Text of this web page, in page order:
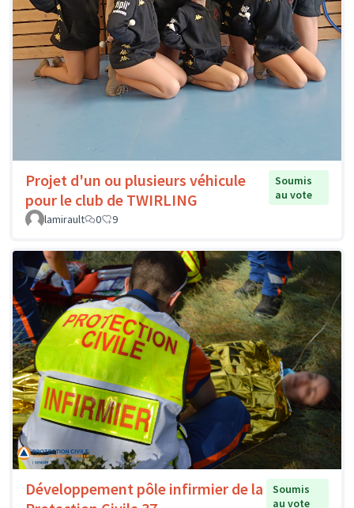
Projet d'un ou plusieurs véhicule
pour le club de TWIRLING
Soumis
au vote
lamirault
0 9
Développement pôle infirmier de la
Soumis
au vote